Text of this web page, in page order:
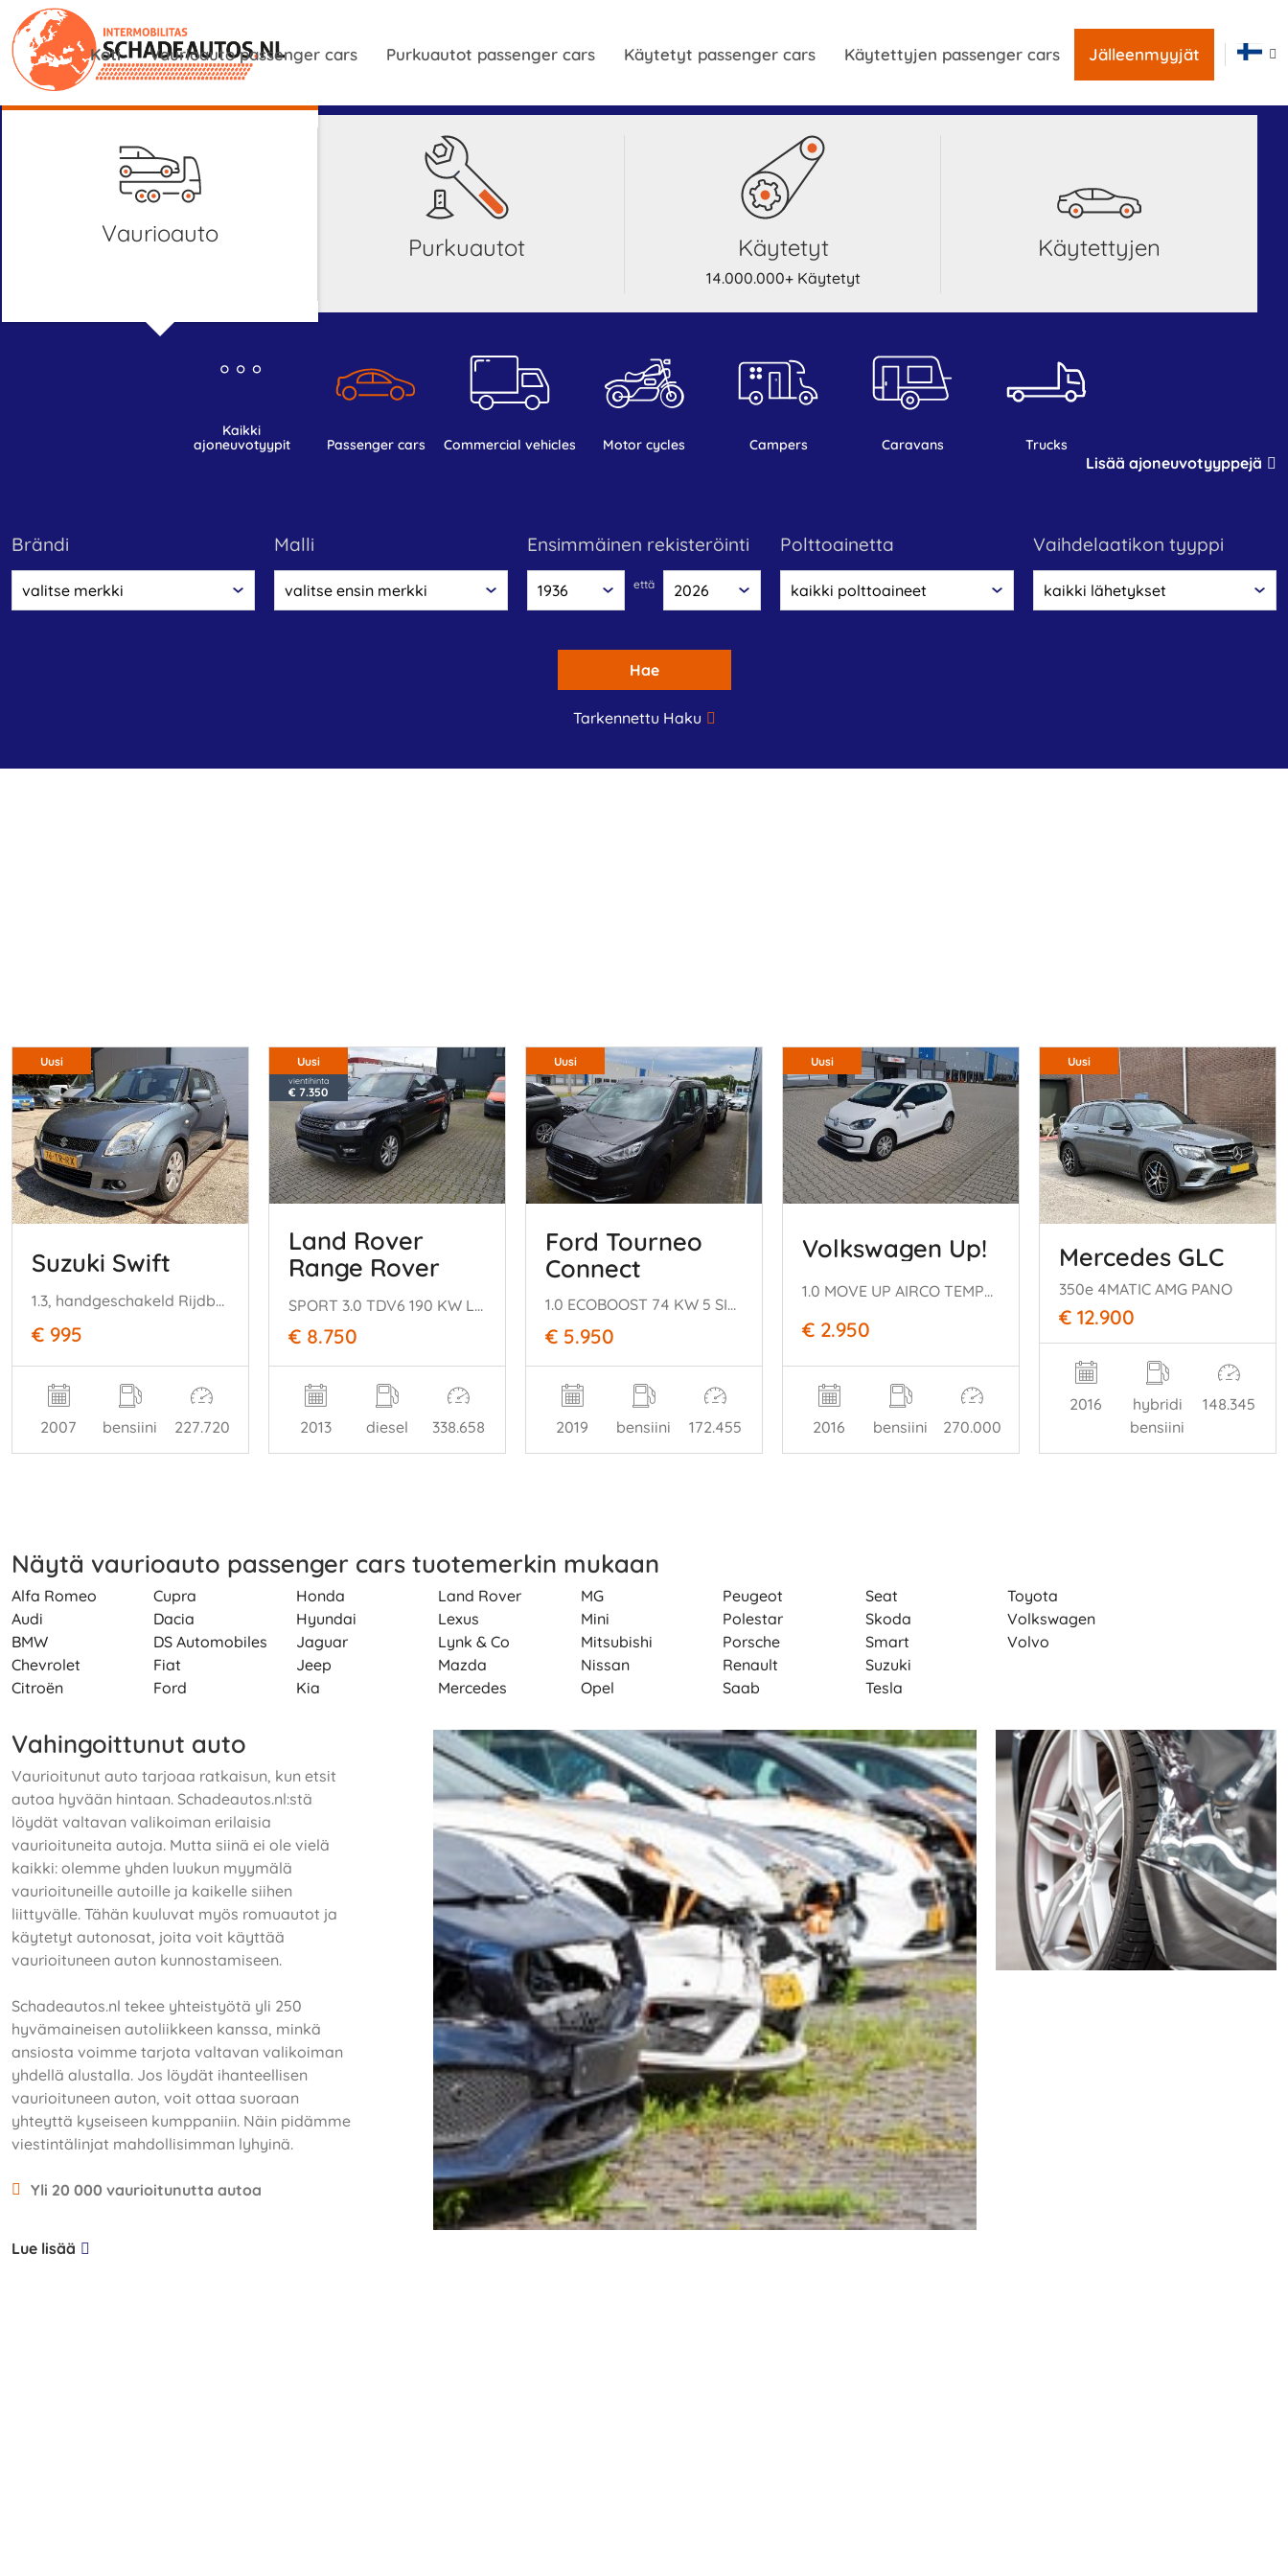
Koti Vaurioauto passenger cars Purkuautot passenger cars Käytetyt passenger cars Käytettyjen passenger cars Jälleenmyyjät
Vaurioauto Purkuautot Käytetyt
14.000.000+ Käytetyt
Käytettyjen
kaikki
ajoneuvotyypit
passenger cars commercial vehicles motor cycles campers caravans trucks
Lisää ajoneuvotyyppejä
Brändi malli Ensimmäinen rekisteröinti
että
polttoainetta vaihdelaatikon tyyppi
Hae
Tarkennettu Haku
Uusi
Suzuki Swift
1.3, handgeschakeld Rijdbaar!
€ 995
2007 bensiini 227.720
Uusi
vientihinta
€ 7.350
Land Rover
Range Rover
sport
SPORT 3.0 TDV6 190 KW LEDER KLIMA
€ 8.750
2013 diesel 338.658
Uusi
Ford Tourneo
Connect
1.0 ECOBOOST 74 KW 5 SITZE FACE LIFT
€ 5.950
2019 bensiini 172.455
Uusi
Volkswagen Up!
1.0 MOVE UP AIRCO TEMPOMAAT PDC
€ 2.950
2016 bensiini 270.000
Uusi
Mercedes GLC
350e 4MATIC AMG PANO
€ 12.900
2016
hybridi
bensiini
148.345
Näytä vaurioauto passenger cars tuotemerkin mukaan
Alfa Romeo
Audi
BMW
Chevrolet
Citroën
Cupra
Dacia
DS Automobiles
Fiat
Ford
Honda
Hyundai
Jaguar
Jeep
Kia
Land Rover
Lexus
Lynk & Co
Mazda
Mercedes
MG
Mini
Mitsubishi
Nissan
Opel
Peugeot
Polestar
Porsche
Renault
Saab
Seat
Skoda
Smart
Suzuki
Tesla
Toyota
Volkswagen
Volvo
Vahingoittunut auto
Vaurioitunut auto tarjoaa ratkaisun, kun etsit
autoa hyvään hintaan. Schadeautos.nl:stä
löydät valtavan valikoiman erilaisia
vaurioituneita autoja. Mutta siinä ei ole vielä
kaikki: olemme yhden luukun myymälä
vaurioituneille autoille ja kaikelle siihen
liittyvälle. Tähän kuuluvat myös romuautot ja
käytetyt autonosat, joita voit käyttää
vaurioituneen auton kunnostamiseen.
Schadeautos.nl tekee yhteistyötä yli 250
hyvämaineisen autoliikkeen kanssa, minkä
ansiosta voimme tarjota valtavan valikoiman
yhdellä alustalla. Jos löydät ihanteellisen
vaurioituneen auton, voit ottaa suoraan
yhteyttä kyseiseen kumppaniin. Näin pidämme
viestintälinjat mahdollisimman lyhyinä.
Yli 20 000 vaurioitunutta autoa
Lue lisää